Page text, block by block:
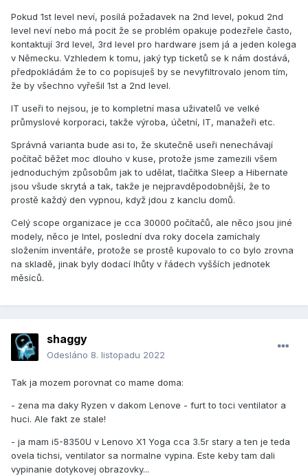
Pokud 1st level neví, posílá požadavek na 2nd level, pokud 2nd
level neví nebo má pocit že se problém opakuje podezřele často,
kontaktují 3rd level, 3rd level pro hardware jsem já a jeden kolega
v Německu. Vzhledem k tomu, jaký typ ticketů se k nám dostává,
předpokládám že to co popisuješ by se nevyfiltrovalo jenom tím,
že by všechno vyřešil 1st a 2nd level.
IT useři to nejsou, je to kompletní masa uživatelů ve velké
průmyslové korporaci, takže výroba, účetní, IT, manažeři etc.
Správná varianta bude asi to, že skutečně useři nenechávají
počítač běžet moc dlouho v kuse, protože jsme zamezili všem
jednoduchým způsobům jak to udělat, tlačítka Sleep a Hibernate
jsou všude skrytá a tak, takže je nejpravděpodobnější, že to
prostě každý den vypnou, když jdou z kanclu domů.
Celý scope organizace je cca 30000 počítačů, ale něco jsou jiné
modely, něco je Intel, poslední dva roky docela zamíchaly
složením inventáře, protože se prostě kupovalo to co bylo zrovna
na skladě, jinak byly dodací lhůty v řádech vyšších jednotek
měsíců.
shaggy
Odesláno 8. listopadu 2022
Tak ja mozem porovnat co mame doma:
- zena ma daky Ryzen v dakom Lenove - furt to toci ventilator a
huci. Ale fakt ze stale!
- ja mam i5-8350U v Lenovo X1 Yoga cca 3.5r stary a ten je teda
ovela tichsi, ventilator sa normalne vypina. Este keby tam dali
vypinanie dotykovej obrazovky...